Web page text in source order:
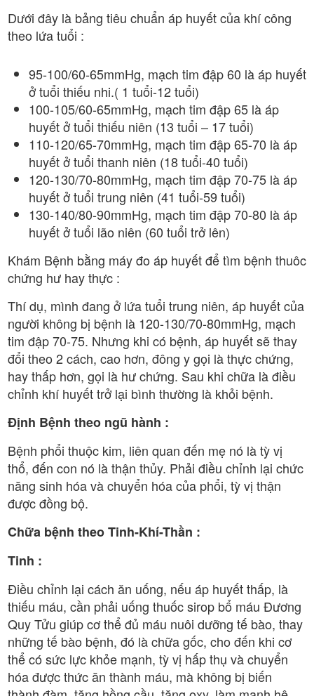
Dưới đây là bảng tiêu chuẩn áp huyết của khí công
theo lứa tuổi :
95-100/60-65mmHg, mạch tim đập 60 là áp huyết
ở tuổi thiếu nhi.( 1 tuổi-12 tuổi)
100-105/60-65mmHg, mạch tim đập 65 là áp
huyết ở tuổi thiếu niên (13 tuổi – 17 tuổi)
110-120/65-70mmHg, mạch tim đập 65-70 là áp
huyết ở tuổi thanh niên (18 tuổi-40 tuổi)
120-130/70-80mmHg, mạch tim đập 70-75 là áp
huyết ở tuổi trung niên (41 tuổi-59 tuổi)
130-140/80-90mmHg, mạch tim đập 70-80 là áp
huyết ở tuổi lão niên (60 tuổi trở lên)
Khám Bệnh bằng máy đo áp huyết để tìm bệnh thuôc
chứng hư hay thực :
Thí dụ, mình đang ở lứa tuổi trung niên, áp huyết của
người không bị bệnh là 120-130/70-80mmHg, mạch
tim đập 70-75. Nhưng khi có bệnh, áp huyết sẽ thay
đổi theo 2 cách, cao hơn, đông y gọi là thực chứng,
hay thấp hơn, gọi là hư chứng. Sau khi chữa là điều
chỉnh khí huyết trở lại bình thường là khỏi bệnh.
Định Bệnh theo ngũ hành :
Bệnh phổi thuộc kim, liên quan đến mẹ nó là tỳ vị
thổ, đến con nó là thận thủy. Phải điều chỉnh lại chức
năng sinh hóa và chuyển hóa của phổi, tỳ vị thận
được đồng bộ.
Chữa bệnh theo Tinh-Khí-Thần :
Tinh :
Điều chỉnh lại cách ăn uống, nếu áp huyết thấp, là
thiếu máu, cần phải uống thuốc sirop bổ máu Đương
Quy Tửu giúp cơ thể đủ máu nuôi dưỡng tế bào, thay
những tế bào bệnh, đó là chữa gốc, cho đến khi cơ
thể có sức lực khỏe mạnh, tỳ vị hấp thụ và chuyển
hóa được thức ăn thành máu, mà không bị biến